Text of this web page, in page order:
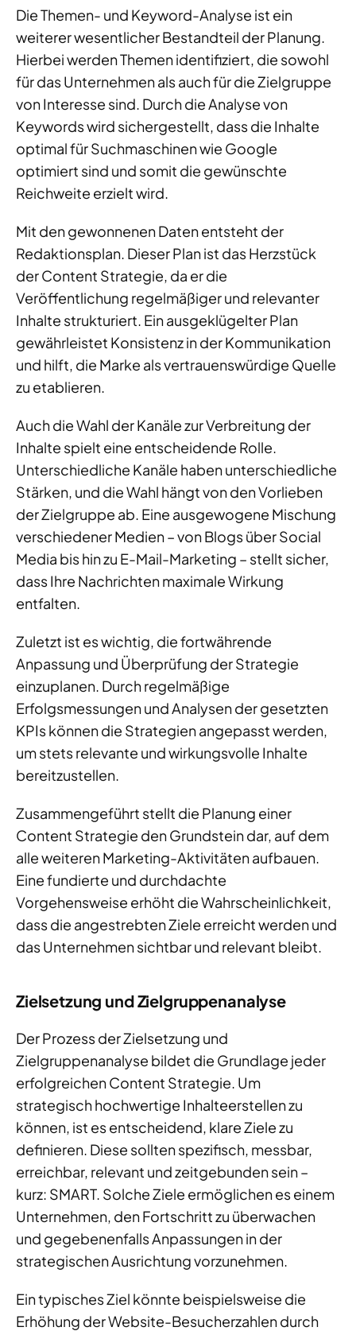
Die Themen- und Keyword-Analyse ist ein
weiterer wesentlicher Bestandteil der Planung.
Hierbei werden Themen identifiziert, die sowohl
für das Unternehmen als auch für die Zielgruppe
von Interesse sind. Durch die Analyse von
Keywords wird sichergestellt, dass die Inhalte
optimal für Suchmaschinen wie Google
optimiert sind und somit die gewünschte
Reichweite erzielt wird.
Mit den gewonnenen Daten entsteht der
Redaktionsplan. Dieser Plan ist das Herzstück
der Content Strategie, da er die
Veröffentlichung regelmäßiger und relevanter
Inhalte strukturiert. Ein ausgeklügelter Plan
gewährleistet Konsistenz in der Kommunikation
und hilft, die Marke als vertrauenswürdige Quelle
zu etablieren.
Auch die Wahl der Kanäle zur Verbreitung der
Inhalte spielt eine entscheidende Rolle.
Unterschiedliche Kanäle haben unterschiedliche
Stärken, und die Wahl hängt von den Vorlieben
der Zielgruppe ab. Eine ausgewogene Mischung
verschiedener Medien – von Blogs über Social
Media bis hin zu E-Mail-Marketing – stellt sicher,
dass Ihre Nachrichten maximale Wirkung
entfalten.
Zuletzt ist es wichtig, die fortwährende
Anpassung und Überprüfung der Strategie
einzuplanen. Durch regelmäßige
Erfolgsmessungen und Analysen der gesetzten
KPIs können die Strategien angepasst werden,
um stets relevante und wirkungsvolle Inhalte
bereitzustellen.
Zusammengeführt stellt die Planung einer
Content Strategie den Grundstein dar, auf dem
alle weiteren Marketing-Aktivitäten aufbauen.
Eine fundierte und durchdachte
Vorgehensweise erhöht die Wahrscheinlichkeit,
dass die angestrebten Ziele erreicht werden und
das Unternehmen sichtbar und relevant bleibt.
Zielsetzung und Zielgruppenanalyse
Der Prozess der Zielsetzung und
Zielgruppenanalyse bildet die Grundlage jeder
erfolgreichen Content Strategie. Um
strategisch hochwertige Inhalteerstellen zu
können, ist es entscheidend, klare Ziele zu
definieren. Diese sollten spezifisch, messbar,
erreichbar, relevant und zeitgebunden sein –
kurz: SMART. Solche Ziele ermöglichen es einem
Unternehmen, den Fortschritt zu überwachen
und gegebenenfalls Anpassungen in der
strategischen Ausrichtung vorzunehmen.
Ein typisches Ziel könnte beispielsweise die
Erhöhung der Website-Besucherzahlen durch